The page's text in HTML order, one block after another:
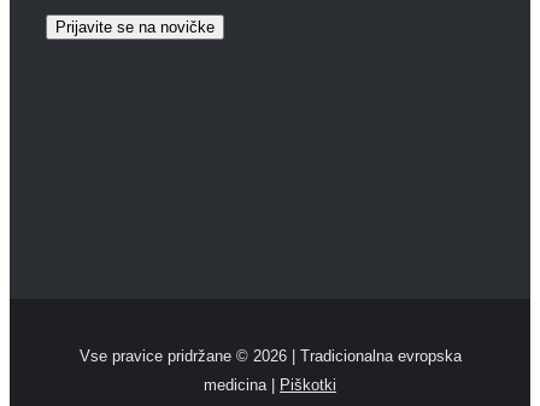
Vse pravice pridržane © 2026 | Tradicionalna evropska
medicina |
Piškotki